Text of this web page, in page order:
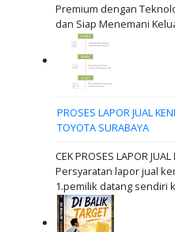
Premium dengan
dan Siap Menemani
PROSES LAPOR JUAL
TOYOTA SURABAYA
CEK PROSES LAPOR
Persyaratan lapor jual
1.pemilik datang sendiri